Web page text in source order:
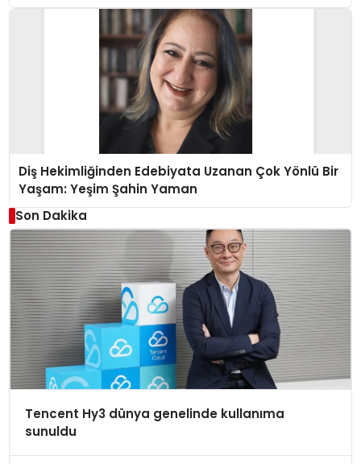
Diş Hekimliğinden Edebiyata Uzanan Çok Yönlü Bir
Yaşam: Yeşim Şahin Yaman
Son Dakika
Tencent Hy3 dünya genelinde kullanıma
sunuldu